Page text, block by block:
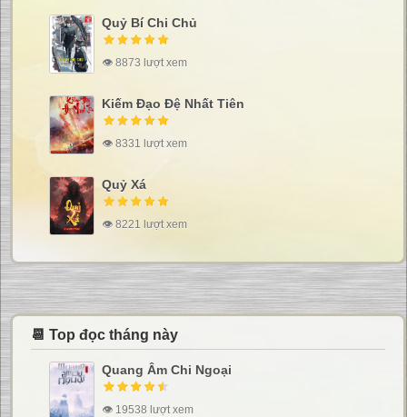
Quỷ Bí Chi Chủ
👁 8873 lượt xem
Kiếm Đạo Đệ Nhất Tiên
👁 8331 lượt xem
Quỷ Xá
👁 8221 lượt xem
📆 Top đọc tháng này
Quang Âm Chi Ngoại
👁 19538 lượt xem